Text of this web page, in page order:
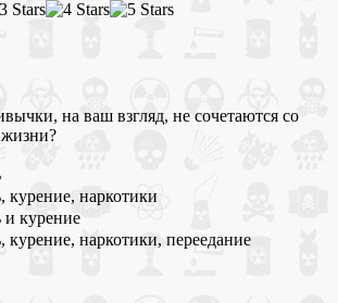
на ваш взгляд, не сочетаются со
курение, наркотики
и курение
курение, наркотики, переедание